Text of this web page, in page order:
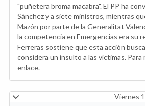
"puñetera broma macabra". El PP ha
Sánchez y a siete ministros, mientras
Mazón por parte de la Generalitat
la competencia en Emergencias era su
Ferreras sostiene que esta acción
considera un insulto a las víctimas. Para
enlace.
Viernes